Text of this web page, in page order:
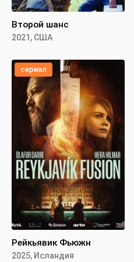
Второй шанс
2021, США
сериал
Рейкьявик Фьюжн
2025, Исландия